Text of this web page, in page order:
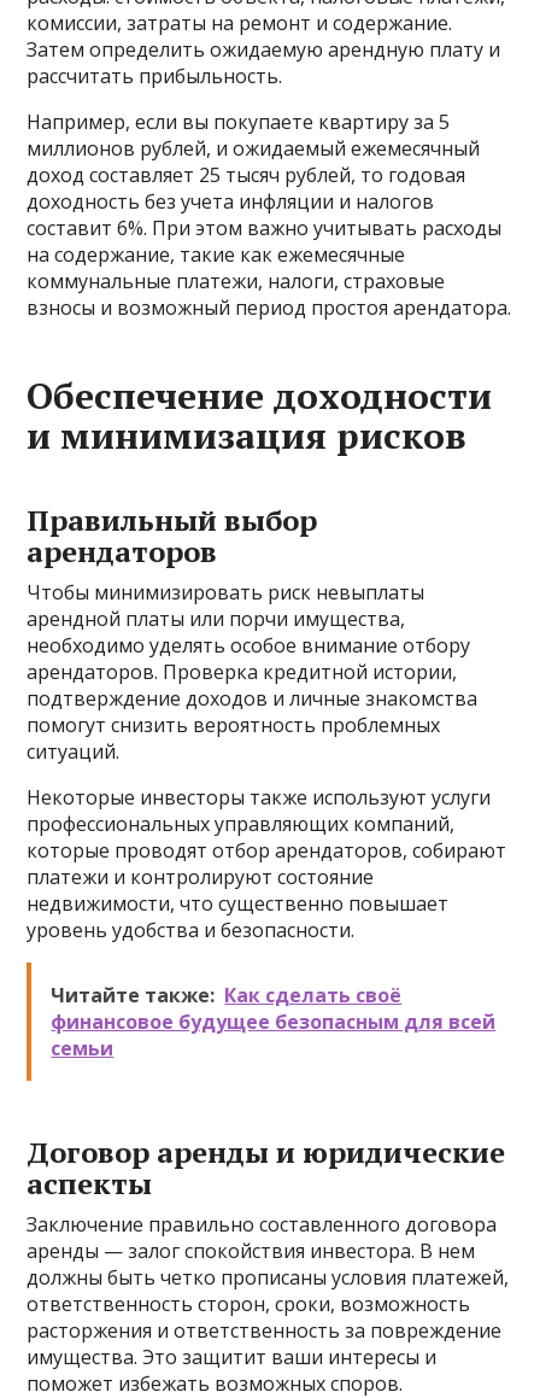
комиссии, затраты на ремонт и содержание.
Затем определить ожидаемую арендную плату и
рассчитать прибыльность.
Например, если вы покупаете квартиру за 5
миллионов рублей, и ожидаемый ежемесячный
доход составляет 25 тысяч рублей, то годовая
доходность без учета инфляции и налогов
составит 6%. При этом важно учитывать расходы
на содержание, такие как ежемесячные
коммунальные платежи, налоги, страховые
взносы и возможный период простоя арендатора.
Обеспечение доходности
и минимизация рисков
Правильный выбор
арендаторов
Чтобы минимизировать риск невыплаты
арендной платы или порчи имущества,
необходимо уделять особое внимание отбору
арендаторов. Проверка кредитной истории,
подтверждение доходов и личные знакомства
помогут снизить вероятность проблемных
ситуаций.
Некоторые инвесторы также используют услуги
профессиональных управляющих компаний,
которые проводят отбор арендаторов, собирают
платежи и контролируют состояние
недвижимости, что существенно повышает
уровень удобства и безопасности.
Читайте также: Как сделать своё
финансовое будущее безопасным для всей
семьи
Договор аренды и юридические
аспекты
Заключение правильно составленного договора
аренды — залог спокойствия инвестора. В нем
должны быть четко прописаны условия платежей,
ответственность сторон, сроки, возможность
расторжения и ответственность за повреждение
имущества. Это защитит ваши интересы и
поможет избежать возможных споров.